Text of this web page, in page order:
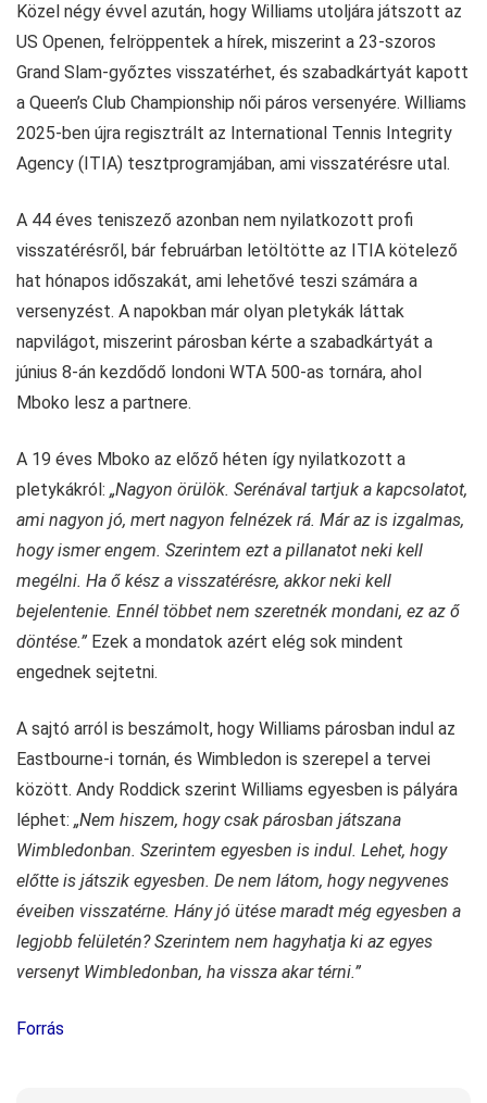
Közel négy évvel azután, hogy Williams utoljára játszott az
US Openen, felröppentek a hírek, miszerint a 23-szoros
Grand Slam-győztes visszatérhet, és szabadkártyát kapott
a Queen’s Club Championship női páros versenyére. Williams
2025-ben újra regisztrált az International Tennis Integrity
Agency (ITIA) tesztprogramjában, ami visszatérésre utal.
A 44 éves teniszező azonban nem nyilatkozott profi
visszatérésről, bár februárban letöltötte az ITIA kötelező
hat hónapos időszakát, ami lehetővé teszi számára a
versenyzést. A napokban már olyan pletykák láttak
napvilágot, miszerint párosban kérte a szabadkártyát a
június 8-án kezdődő londoni WTA 500-as tornára, ahol
Mboko lesz a partnere.
A 19 éves Mboko az előző héten így nyilatkozott a
pletykákról: „Nagyon örülök. Serénával tartjuk a kapcsolatot,
ami nagyon jó, mert nagyon felnézek rá. Már az is izgalmas,
hogy ismer engem. Szerintem ezt a pillanatot neki kell
megélni. Ha ő kész a visszatérésre, akkor neki kell
bejelentenie. Ennél többet nem szeretnék mondani, ez az ő
döntése.” Ezek a mondatok azért elég sok mindent
engednek sejtetni.
A sajtó arról is beszámolt, hogy Williams párosban indul az
Eastbourne-i tornán, és Wimbledon is szerepel a tervei
között. Andy Roddick szerint Williams egyesben is pályára
léphet: „Nem hiszem, hogy csak párosban játszana
Wimbledonban. Szerintem egyesben is indul. Lehet, hogy
előtte is játszik egyesben. De nem látom, hogy negyvenes
éveiben visszatérne. Hány jó ütése maradt még egyesben a
legjobb felületén? Szerintem nem hagyhatja ki az egyes
versenyt Wimbledonban, ha vissza akar térni.”
Forrás